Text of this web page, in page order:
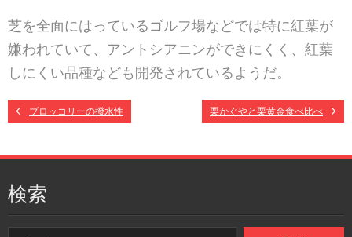
芝を全面にはっているゴルフ場などでは特に紅葉が
嫌われていて、アントシアニンができにくく、紅葉
しにくい品種なども開発されているようだ。
ブロッコリーの撥水性 栗かぐやと栗黄金食べ比べ
検索